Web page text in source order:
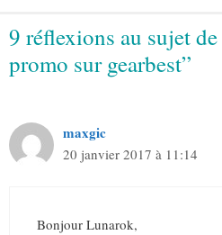
9 réflexions au sujet
promo sur gearbest”
maxgic
20 janvier 2017 à 11:14
Bonjour Lunarok,